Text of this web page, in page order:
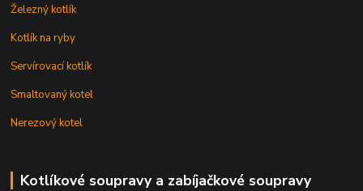
Železný kotlík
Kotlík na ryby
Servírovací kotlík
Smaltovaný kotel
Nerezový kotel
Kotlíkové soupravy a zabíjačkové soupravy